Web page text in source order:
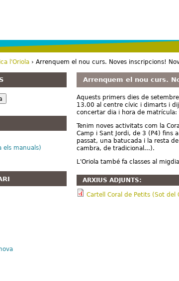
Arrenquem el nou curs.
Aquests primers dies de
13.00 al centre cívic i dimarts i
concertar dia i hora de
Tenim noves activitats com la
Camp i Sant Jordi, de 3 (P4) fins
passat, una batucada i la resta
cambra, de tradicional...).
L'Oriola també fa classes al
ARXIUS ADJUNTS:
Cartell Coral de Petits (Sot del
l'Oriola › Arrenquem el nou curs. Noves inscripcions!
els manuals)